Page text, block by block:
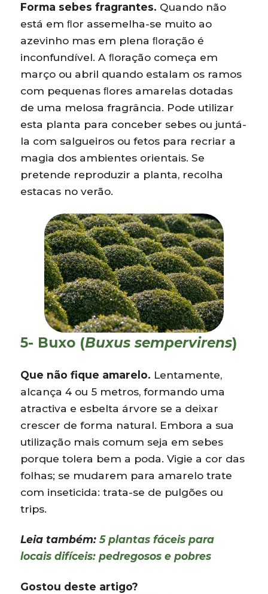
Forma sebes fragrantes. Quando não
está em ﬂor assemelha-se muito ao
azevinho mas em plena ﬂoração é
inconfundível. A ﬂoração começa em
março ou abril quando estalam os ramos
com pequenas ﬂores amarelas dotadas
de uma melosa fragrância. Pode utilizar
esta planta para conceber sebes ou juntá-
la com salgueiros ou fetos para recriar a
magia dos ambientes orientais. Se
pretende reproduzir a planta, recolha
estacas no verão.
5- Buxo (Buxus sempervirens)
Que não fique amarelo. Lentamente,
alcança 4 ou 5 metros, formando uma
atractiva e esbelta árvore se a deixar
crescer de forma natural. Embora a sua
utilização mais comum seja em sebes
porque tolera bem a poda. Vigie a cor das
folhas; se mudarem para amarelo trate
com inseticida: trata-se de pulgões ou
trips.
Leia também:5 plantas fáceis para
locais difíceis: pedregosos e pobres
Gostou deste artigo?